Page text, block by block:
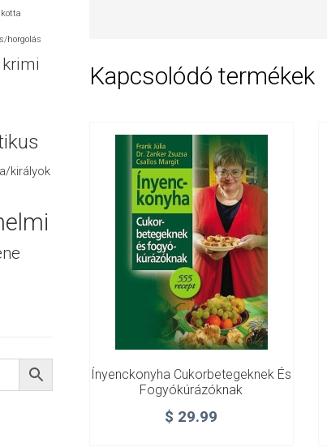
Kapcsolódó termékek
Ínyenckonyha Cukorbetegeknek És
Fogyókúrázóknak
$ 29.99
kotta
horgolás
királyok